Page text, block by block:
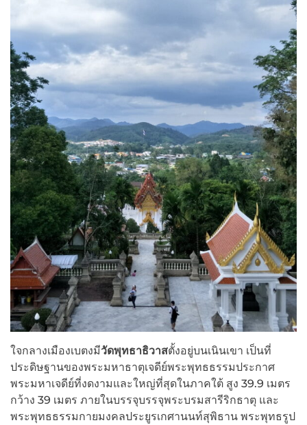
ใจกลางเมืองเบตงมีวัดพุทธาธิวาสตั้งอยู่บนเนินเขา เป็นที่
ประดิษฐานของพระมหาธาตุเจดีย์พระพุทธธรรมประกาศ
พระมหาเจดีย์ที่งดงามและใหญ่ที่สุดในภาคใต้ สูง 39.9 เมตร
กว้าง 39 เมตร ภายในบรรจุบรรจุพระบรมสารีริกธาตุ และ
พระพุทธธรรมกายมงคลประยูรเกศานนท์สุพิธาน พระพุทธรูป